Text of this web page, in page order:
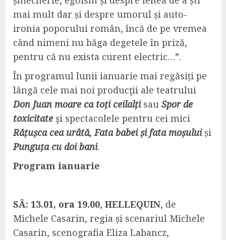
mai mult dar și despre umorul și auto-
ironia poporului român, încă de pe vremea
când nimeni nu băga degetele în priză,
pentru că nu exista curent electric…”.
În programul lunii ianuarie mai regăsiți pe
lângă cele mai noi producţii ale teatrului
Don Juan moare ca toți ceilalți sau Spor de
toxicitateşi spectacolele pentru cei mici
Rățușca cea urâtă, Fata babei și fata moșuluiși
Punguța cu doi bani.
Program ianuarie
SÂ: 13.01, ora 19.00, HELLEQUIN, de
Michele Casarin, regia și scenariul Michele
Casarin, scenografia Eliza Labancz,